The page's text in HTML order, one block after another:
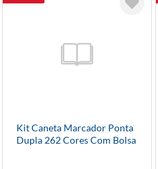
Kit Caneta Marcador Ponta
Dupla 262 Cores Com Bolsa